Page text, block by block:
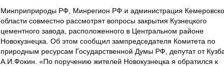
Минприприроды РФ, Минрегион РФ и администрация
области совместно рассмотрят вопросы закрытия Кузнецкого
цементного завода, расположенного в Центральном районе
Новокузнецка. Об этом сообщил зампредседателя Комитета по
природным ресурсам Государственной Думы РФ, депутат от
А.И.Фокин. «По поручению жителей Новокузнецка я обратился к